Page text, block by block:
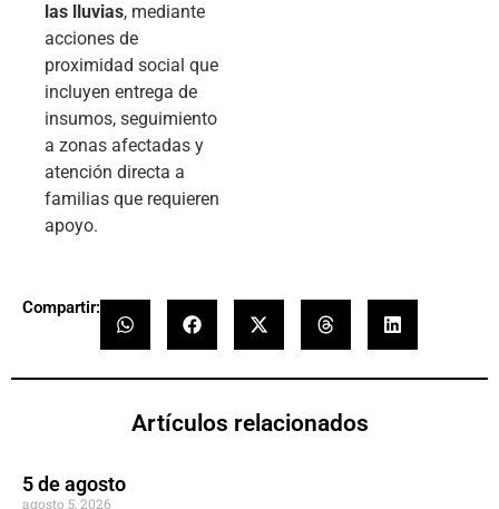
las lluvias, mediante
acciones de
proximidad social que
incluyen entrega de
insumos, seguimiento
a zonas afectadas y
atención directa a
familias que requieren
apoyo.
Compartir:
Artículos relacionados
5 de agosto
agosto 5, 2026